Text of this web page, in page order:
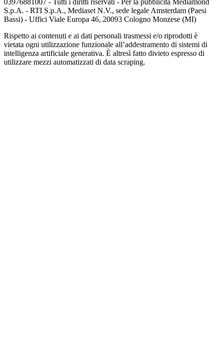
03976881007 - Tutti i diritti riservati - Per la pubblicità Mediamond
S.p.A. - RTI S.p.A., Mediaset N.V., sede legale Amsterdam (Paesi
Bassi) - Uffici Viale Europa 46, 20093 Cologno Monzese (MI)
Rispetto ai contenuti e ai dati personali trasmessi e/o riprodotti è
vietata ogni utilizzazione funzionale all’addestramento di sistemi di
intelligenza artificiale generativa. È altresì fatto divieto espresso di
utilizzare mezzi automatizzati di data scraping.